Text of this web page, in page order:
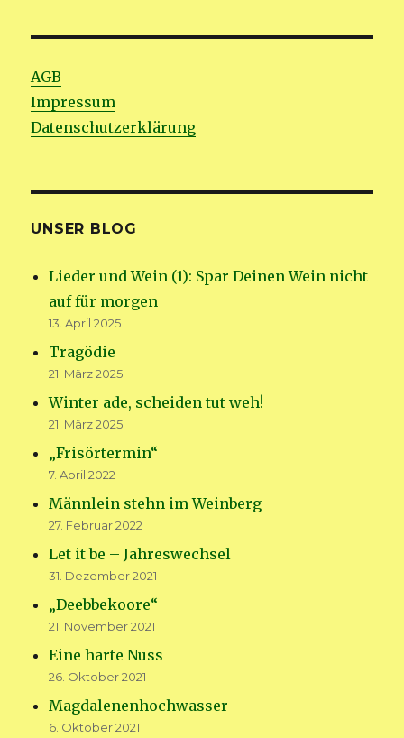
AGB
Impressum
Datenschutzerklärung
UNSER BLOG
Lieder und Wein (1): Spar Deinen Wein nicht
auf für morgen
13. April 2025
Tragödie
21. März 2025
Winter ade, scheiden tut weh!
21. März 2025
„Frisörtermin“
7. April 2022
Männlein stehn im Weinberg
27. Februar 2022
Let it be – Jahreswechsel
31. Dezember 2021
„Deebbekoore“
21. November 2021
Eine harte Nuss
26. Oktober 2021
Magdalenenhochwasser
6. Oktober 2021